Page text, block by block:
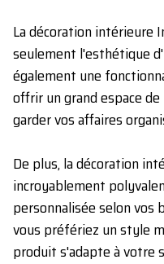
La décoration intérieure
seulement l'esthétique
également une
offrir un grand espace
garder vos affaires
De plus, la décoration
incroyablement
personnalisée selon vos
vous préfériez un style
produit s'adapte à votre